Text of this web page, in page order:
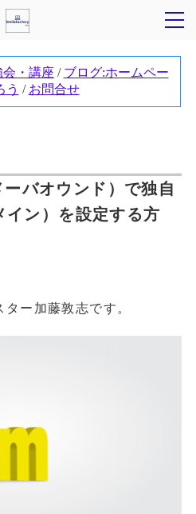
バオウンド）で独自
イン）を設定する方
ー加藤敦志です。